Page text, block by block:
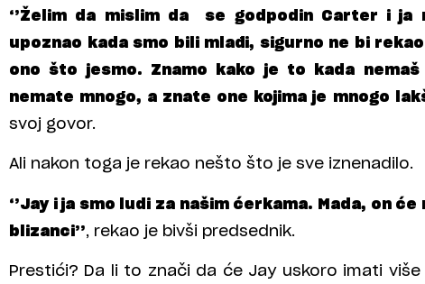
‘’Želim da mislim da se godpodin Carter i ja
upoznao kada smo bili mlađi, sigurno ne bi
ono što jesmo. Znamo kako je to kada
nemate mnogo, a znate one kojima je mnogo
svoj govor.
Ali nakon toga je rekao nešto što je sve iznenadilo.
‘’Jay i ja smo ludi za našim ćerkama. Mada, on
blizanci’’, rekao je bivši predsednik.
Prestići? Da li to znači da će Jay uskoro imati